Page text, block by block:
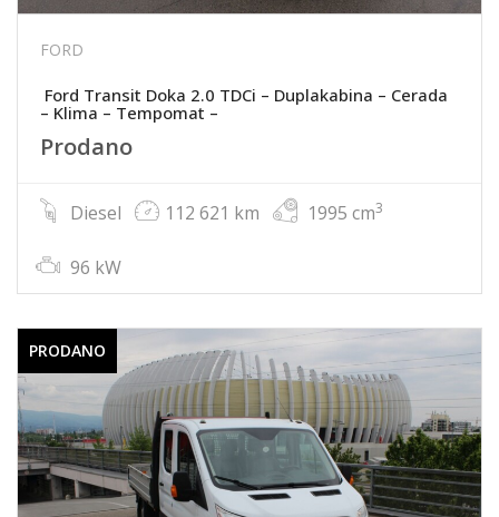
FORD
Ford Transit Doka 2.0 TDCi – Duplakabina – Cerada
– Klima – Tempomat –
Prodano
Diesel 112 621 km 1995 cm3
96 kW
PRODANO